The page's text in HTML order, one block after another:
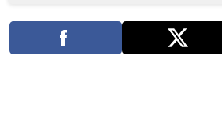
PHOTO
GUIDES D'ACHAT